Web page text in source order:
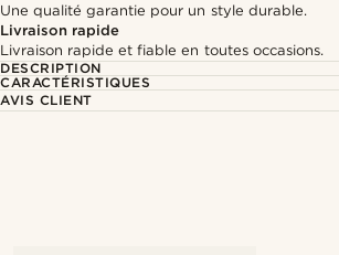
Une qualité garantie pour un style durable.
Livraison rapide
Livraison rapide et fiable en toutes occasions.
DESCRIPTION
CARACTÉRISTIQUES
AVIS CLIENT